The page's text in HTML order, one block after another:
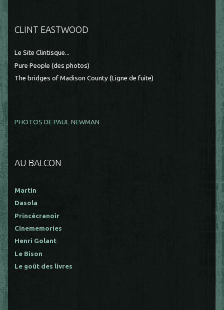
CLINT EASTWOOD
Le Site Clintisque...
Pure People (des photos)
The bridges of Madison County (Ligne de fuite)
PHOTOS DE PAUL NEWMAN
AU BALCON
Martin
Dasola
Princécranoir
Cinememories
Henri Golant
Le Bison
Le goût des livres